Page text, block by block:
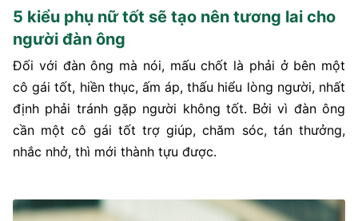
5 kiểu phụ nữ tốt sẽ tạo nên tương lai cho
người đàn ông
Đối với đàn ông mà nói, mấu chốt là phải ở bên một
cô gái tốt, hiền thục, ấm áp, thấu hiểu lòng người, nhất
định phải tránh gặp người không tốt. Bởi vì đàn ông
cần một cô gái tốt trợ giúp, chăm sóc, tán thưởng,
nhắc nhở, thì mới thành tựu được.